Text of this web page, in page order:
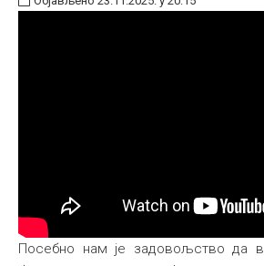
Посебно нам је задовољство да